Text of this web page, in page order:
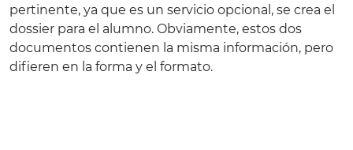
pertinente, ya que es un servicio opcional, se crea el
dossier para el alumno. Obviamente, estos dos
documentos contienen la misma información, pero
difieren en la forma y el formato.